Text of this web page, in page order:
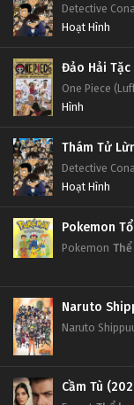
Detective
Hoạt Hình
Đảo Hải Tặc
One Piece
Hình
Thám Tử
Detective
Hoạt Hình
Pokemon
Pokemon
Naruto
Naruto
Cầm Tù